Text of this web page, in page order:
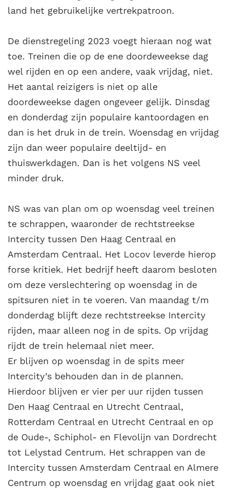
land het gebruikelijke vertrekpatroon.
De dienstregeling 2023 voegt hieraan nog wat
toe. Treinen die op de ene doordeweekse dag
wel rijden en op een andere, vaak vrijdag, niet.
Het aantal reizigers is niet op alle
doordeweekse dagen ongeveer gelijk. Dinsdag
en donderdag zijn populaire kantoordagen en
dan is het druk in de trein. Woensdag en vrijdag
zijn dan weer populaire deeltijd- en
thuiswerkdagen. Dan is het volgens NS veel
minder druk.
NS was van plan om op woensdag veel treinen
te schrappen, waaronder de rechtstreekse
Intercity tussen Den Haag Centraal en
Amsterdam Centraal. Het Locov leverde hierop
forse kritiek. Het bedrijf heeft daarom besloten
om deze verslechtering op woensdag in de
spitsuren niet in te voeren. Van maandag t/m
donderdag blijft deze rechtstreekse Intercity
rijden, maar alleen nog in de spits. Op vrijdag
rijdt de trein helemaal niet meer.
Er blijven op woensdag in de spits meer
Intercity’s behouden dan in de plannen.
Hierdoor blijven er vier per uur rijden tussen
Den Haag Centraal en Utrecht Centraal,
Rotterdam Centraal en Utrecht Centraal en op
de Oude-, Schiphol- en Flevolijn van Dordrecht
tot Lelystad Centrum. Het schrappen van de
Intercity tussen Amsterdam Centraal en Almere
Centrum op woensdag en vrijdag gaat ook niet